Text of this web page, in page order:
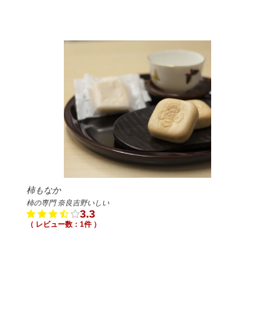
柿もなか
柿の専門 奈良吉野いしい
3.3
（ レビュー数：1件 ）